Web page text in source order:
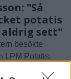
"Så
potatis
aldrig sett"
besökte
LPM Potatis.